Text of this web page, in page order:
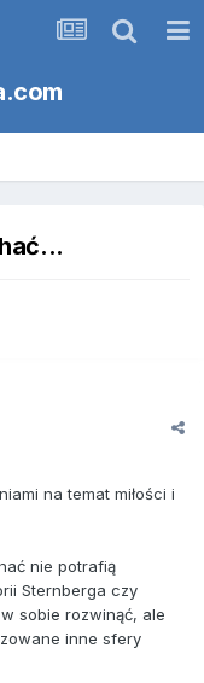
na temat miłości i
nie potrafią
Sternberga czy
sobie rozwinąć, ale
inne sfery